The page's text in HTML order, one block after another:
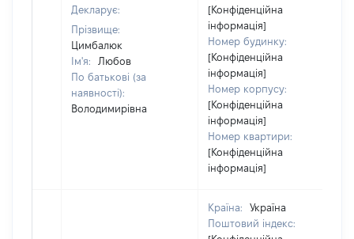
Декларує:
Прізвище:
Цимбалюк
Ім'я:
Любов
По батькові (за
наявності):
Володимирівна
[Конфіденційна
інформація]
Номер будинку:
[Конфіденційна
інформація]
Номер корпусу:
[Конфіденційна
інформація]
Номер квартири:
[Конфіденційна
інформація]
Країна:
Україна
Поштовий індекс: